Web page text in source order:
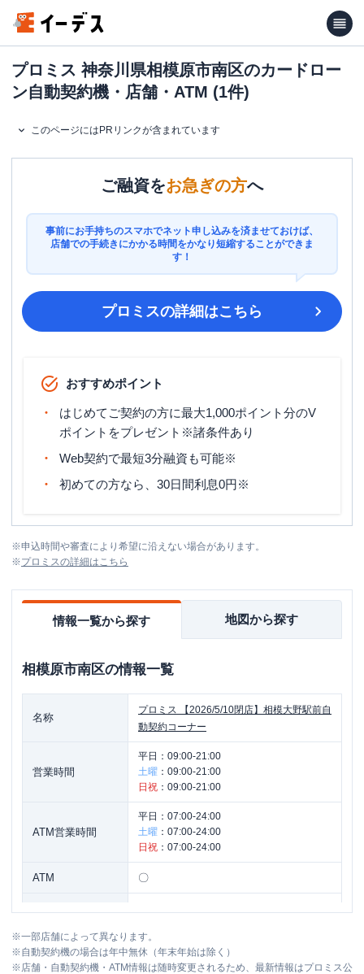
プロミス 神奈川県相模原市南区のカードロー
ン自動契約機・店舗・ATM (1件)
このページにはPRリンクが含まれています
ご融資をお急ぎの方へ
事前にお手持ちのスマホでネット申し込みを済ませておけば、
店舗での手続きにかかる時間をかなり短縮することができま
す！
プロミスの詳細はこちら
おすすめポイント
はじめてご契約の方に最大1,000ポイント分のV
ポイントをプレゼント※諸条件あり
Web契約で最短3分融資も可能※
初めての方なら、30日間利息0円※
※申込時間や審査により希望に沿えない場合があります。
※プロミスの詳細はこちら
情報一覧から探す 地図から探す
相模原市南区の情報一覧
名称
プロミス
【2026/5/10閉店】相模大野駅前自
動契約コーナー
営業時間
平日： 09:00-21:00
土曜 ： 09:00-21:00
日祝 ： 09:00-21:00
ATM営業時間
平日： 07:00-24:00
土曜 ： 07:00-24:00
日祝 ： 07:00-24:00
ATM 〇
住所
神奈川県相模原市南区相模大野３－１２
－５ 角屋ビル３Ｆ
※一部店舗によって異なります。
※自動契約機の場合は年中無休（年末年始は除く）
※店舗・自動契約機・ATM情報は随時変更されるため、最新情報はプロミス公